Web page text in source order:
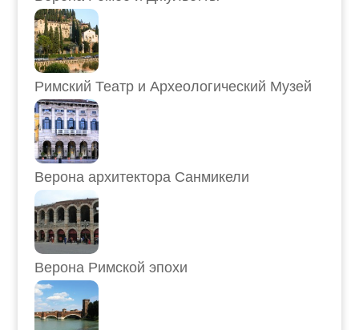
Римский Театр и Археологический Музей
Верона архитектора Санмикели
Верона Римской эпохи